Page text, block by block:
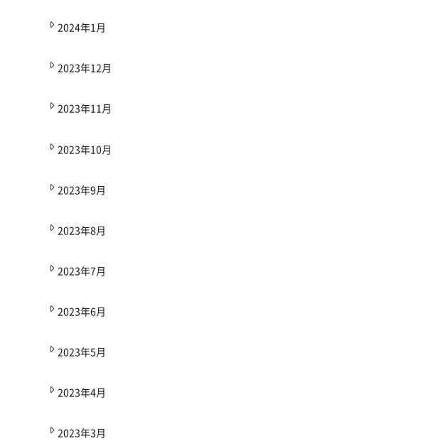
2024年1月
2023年12月
2023年11月
2023年10月
2023年9月
2023年8月
2023年7月
2023年6月
2023年5月
2023年4月
2023年3月